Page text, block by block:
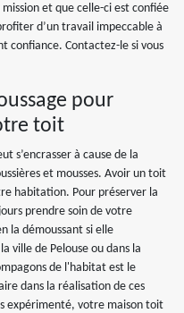
et que celle-ci est confiée
d’un travail impeccable à
confiance. Contactez-le si vous
pour
toit
s’encrasser à cause de la
et mousses. Avoir un toit
habitation. Pour préserver la
prendre soin de votre
la démoussant si elle
ville de Pelouse ou dans la
de l'habitat est le
dans la réalisation de ces
expérimenté, votre maison toit